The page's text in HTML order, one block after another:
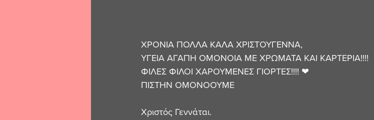
ΧΡΟΝΙΑ ΠΟΛΛΑ ΚΑΛΑ ΧΡΙΣΤΟΥΓΕΝΝΑ,
ΥΓΕΙΑ ΑΓΑΠΗ ΟΜΟΝΟΙΑ ΜΕ ΧΡΩΜΑΤΑ ΚΑΙ ΚΑΡΤΕΡΙΑ!!!!
ΦΙΛΕΣ ΦΙΛΟΙ ΧΑΡΟΥΜΕΝΕΣ ΓΙΟΡΤΕΣ!!!! ❤
ΠΙΣΤΗΝ ΟΜΟΝΟΟΥΜΕ
Χριστός Γεννάται.